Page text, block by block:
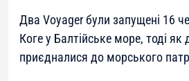
Два Voyager були запущені 16
Коге у Балтійське море, тоді як
приєдналися до морського